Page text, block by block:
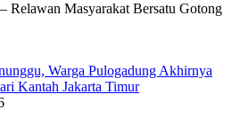
Relawan Masyarakat Bersatu Gotong
Warga Pulogadung Akhirnya
Kantah Jakarta Timur